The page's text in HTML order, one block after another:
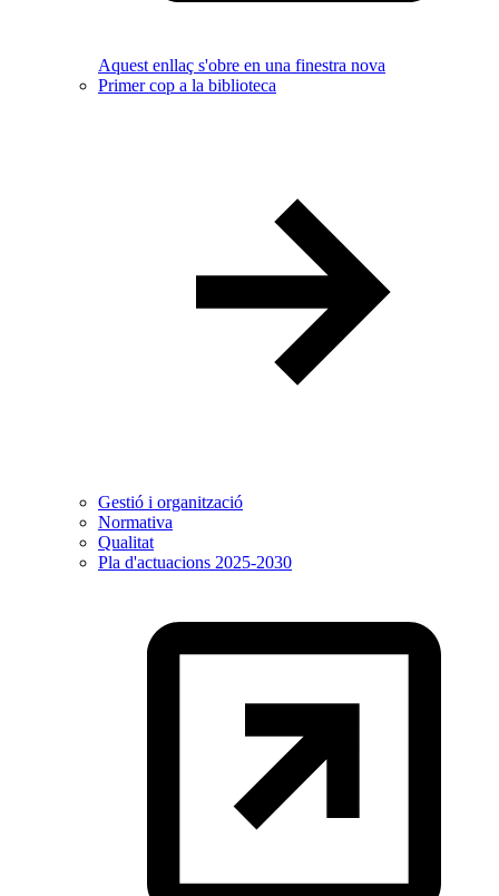
Aquest enllaç s'obre en una finestra nova
Primer cop a la biblioteca
Gestió i organització
Normativa
Qualitat
Pla d'actuacions 2025-2030